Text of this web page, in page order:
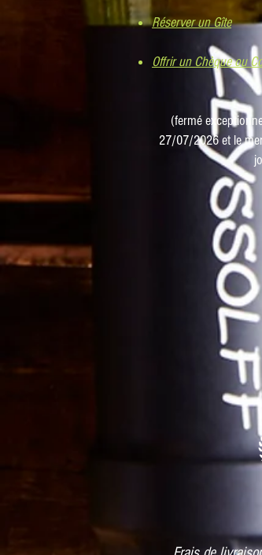
Réserver un Gîte
Offrir un Chèque ou
​(fermé
27/07/2026 et le